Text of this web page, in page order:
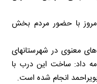
با حضور مردم بخش
معنوی در شهرستانهای
داد: ساخت این درب با
انجام شده است.